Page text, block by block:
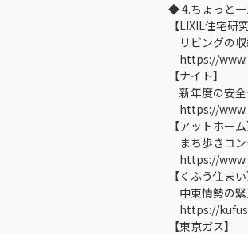
◆ 4.ちょっと
【LIXIL住宅研
リビングの
https://
【ナイト】
新年度の安全
https://
【アットホーム
まち歩きコン
https://
【くふう住まい
中東情勢の緊
https://
【東京ガス】